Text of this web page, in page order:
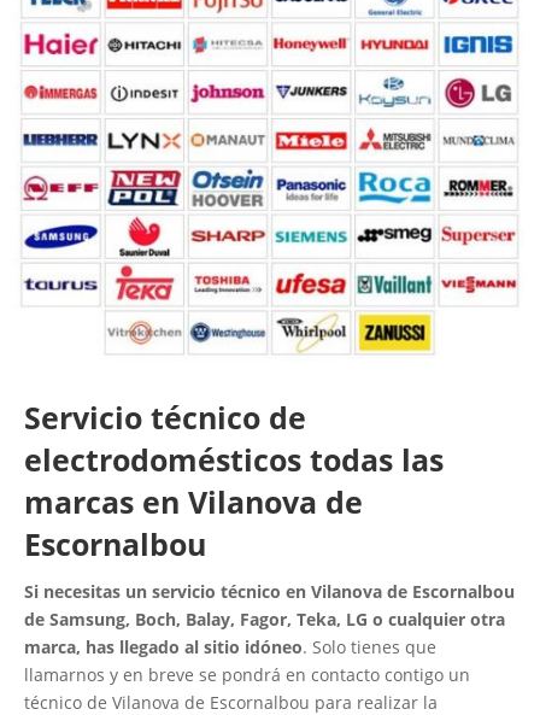
Servicio técnico de
electrodomésticos todas las
marcas en Vilanova de
Escornalbou
Si necesitas un servicio técnico en Vilanova de Escornalbou
de Samsung, Boch, Balay, Fagor, Teka, LG o cualquier otra
marca, has llegado al sitio idóneo. Solo tienes que
llamarnos y en breve se pondrá en contacto contigo un
técnico de Vilanova de Escornalbou para realizar la